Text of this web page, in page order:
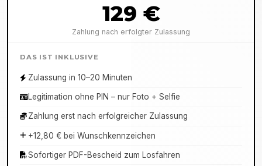
129 €
Zahlung nach erfolgter Zulassung
DAS IST INKLUSIVE
Zulassung in 10–20 Minuten
Legitimation ohne PIN – nur Foto + Selfie
Zahlung erst nach erfolgreicher Zulassung
+12,80 € bei Wunschkennzeichen
Sofortiger PDF-Bescheid zum Losfahren